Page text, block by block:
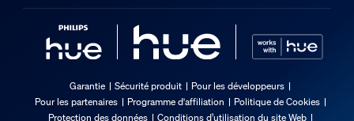
Garantie Sécurité produit
Pour les développeurs
Pour les partenaires
Programme d'affiliation
Politique de Cookies
Protection des données
Conditions d’utilisation du site Web